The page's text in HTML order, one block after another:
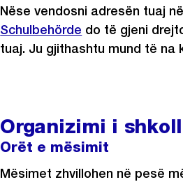
Nëse vendosni adresën tuaj
Schulbehörde do të gjeni
tuaj. Ju gjithashtu mund të na
Organizimi i
Orët e mësimit
Mësimet zhvillohen në pesë